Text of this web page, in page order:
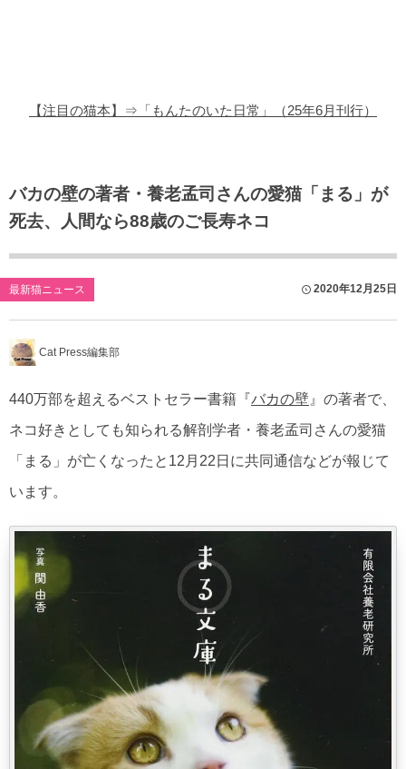
【注目の猫本】⇒「もんたのいた日常」（25年6月刊行）
バカの壁の著者・養老孟司さんの愛猫「まる」が
死去、人間なら88歳のご長寿ネコ
最新猫ニュース 2020年12月25日
Cat Press編集部
440万部を超えるベストセラー書籍『バカの壁 』の著者で、
ネコ好きとしても知られる解剖学者・養老孟司さんの愛猫
「まる」が亡くなったと12月22日に共同通信などが報じて
います。
猫のゲーム・アプリ
猫のフリー写真素材